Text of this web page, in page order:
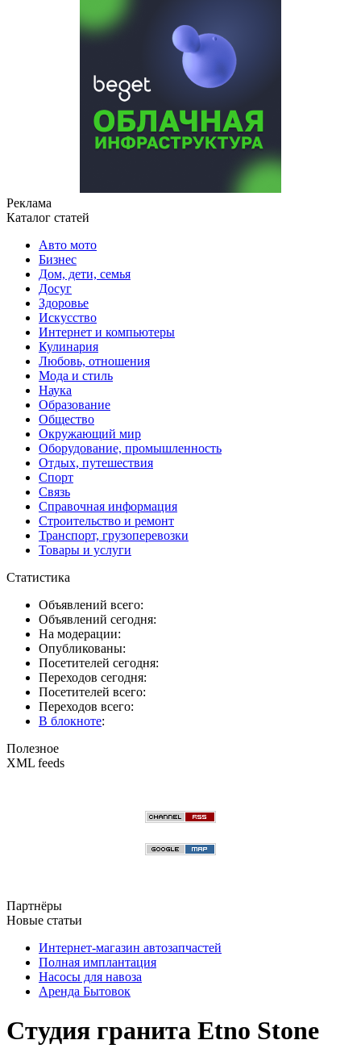
Реклама
Каталог статей
Авто мото
Бизнес
Дом, дети, семья
Досуг
Здоровье
Искусство
Интернет и компьютеры
Кулинария
Любовь, отношения
Мода и стиль
Наука
Образование
Общество
Окружающий мир
Оборудование, промышленность
Отдых, путешествия
Спорт
Связь
Справочная информация
Строительство и ремонт
Транспорт, грузоперевозки
Товары и услуги
Статистика
Объявлений всего:
Объявлений сегодня:
На модерации:
Опубликованы:
Посетителей сегодня:
Переходов сегодня:
Посетителей всего:
Переходов всего:
В блокноте:
Полезное
XML feeds
Партнёры
Новые статьи
Интернет-магазин автозапчастей
Полная имплантация
Насосы для навоза
Аренда Бытовок
Студия гранита Etno Stone